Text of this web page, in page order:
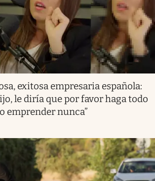
exitosa empresaria española:
le diría que por favor haga todo
emprender nunca”